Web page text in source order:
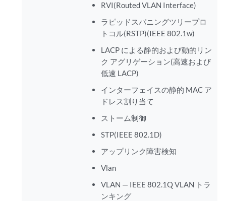
RVI(Routed VLAN Interface)
ラピッドスパニングツリープロ
トコル(RSTP)(IEEE 802.1w)
LACP による静的および動的リン
ク アグリゲーション(高速および
低速 LACP)
インターフェイスの静的 MAC ア
ドレス割り当て
ストーム制御
STP(IEEE 802.1D)
アップリンク障害検知
Vlan
VLAN — IEEE 802.1Q VLAN トラ
ンキング